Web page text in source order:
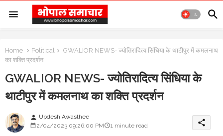
Home Political
GWALIOR NEWS- ज्योतिरादित्य सिंधिया के थाटीपुर में कमलनाथ
का शक्ति प्रदर्शन
GWALIOR NEWS- ज्योतिरादित्य सिंधिया के
थाटीपुर में कमलनाथ का शक्ति प्रदर्शन
person Updesh Awasthee
2/04/2023 09:26:00 PM
1 minute read share